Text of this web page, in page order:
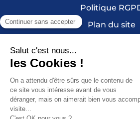
Politique
Plan du site
Mentions légales et